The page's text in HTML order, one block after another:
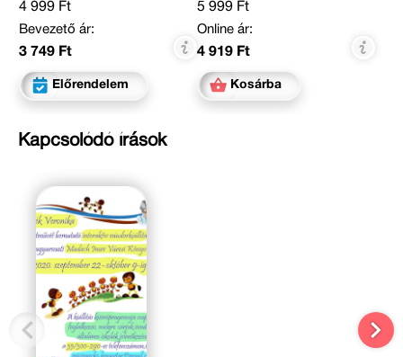
4 999 Ft
Bevezető ár:
3 749 Ft
Előrendelem
5 999 Ft
Online ár:
4 919 Ft
Kosárba
Kapcsolódó írások